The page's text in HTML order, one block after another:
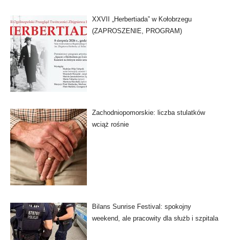
XXVII „Herbertiada” w Kołobrzegu
(ZAPROSZENIE, PROGRAM)
Zachodniopomorskie: liczba stulatków
wciąż rośnie
Bilans Sunrise Festival: spokojny
weekend, ale pracowity dla służb i szpitala